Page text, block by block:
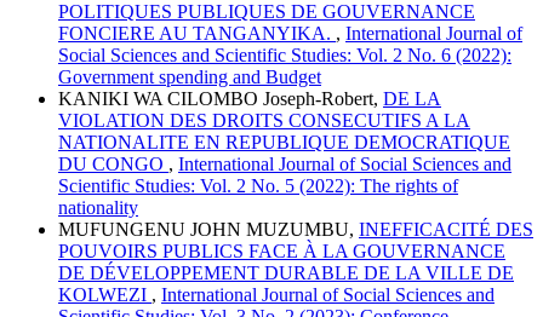
POLITIQUES PUBLIQUES DE GOUVERNANCE
FONCIERE AU TANGANYIKA. , International Journal of
Social Sciences and Scientific Studies: Vol. 2 No. 6 (2022):
Government spending and Budget
KANIKI WA CILOMBO Joseph-Robert, DE LA
VIOLATION DES DROITS CONSECUTIFS A LA
NATIONALITE EN REPUBLIQUE DEMOCRATIQUE
DU CONGO , International Journal of Social Sciences and
Scientific Studies: Vol. 2 No. 5 (2022): The rights of
nationality
MUFUNGENU JOHN MUZUMBU, INEFFICACITÉ DES
POUVOIRS PUBLICS FACE À LA GOUVERNANCE
DE DÉVELOPPEMENT DURABLE DE LA VILLE DE
KOLWEZI , International Journal of Social Sciences and